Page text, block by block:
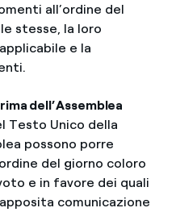
all’ordine del
stesse, la loro
e la
dell’Assemblea
Testo Unico della
possono porre
del giorno coloro
e in favore dei quali
comunicazione